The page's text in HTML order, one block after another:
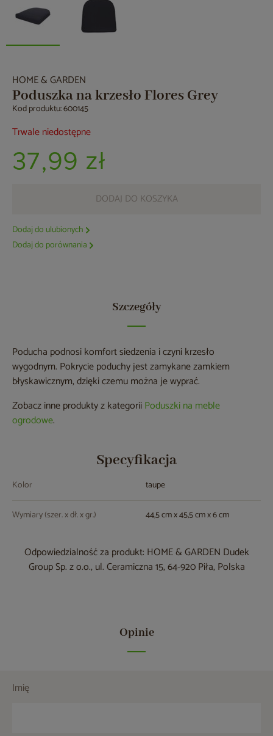
HOME & GARDEN
Poduszka na krzesło Flores Grey
Kod produktu: 600145
Trwale niedostępne
37,99 zł
DODAJ DO KOSZYKA
Dodaj do ulubionych
Dodaj do porównania
Szczegóły
Poducha podnosi komfort siedzenia i czyni krzesło
wygodnym. Pokrycie poduchy jest zamykane zamkiem
błyskawicznym, dzięki czemu można je wyprać.
Zobacz inne produkty z kategoriiPoduszki na meble
ogrodowe.
Specyfikacja
Kolor taupe
Wymiary (szer. x dł. x gr.) 44,5 cm x 45,5 cm x 6 cm
Odpowiedzialność za produkt: HOME & GARDEN Dudek
Group Sp. z o.o., ul. Ceramiczna 15, 64-920 Piła, Polska
Opinie
Imię